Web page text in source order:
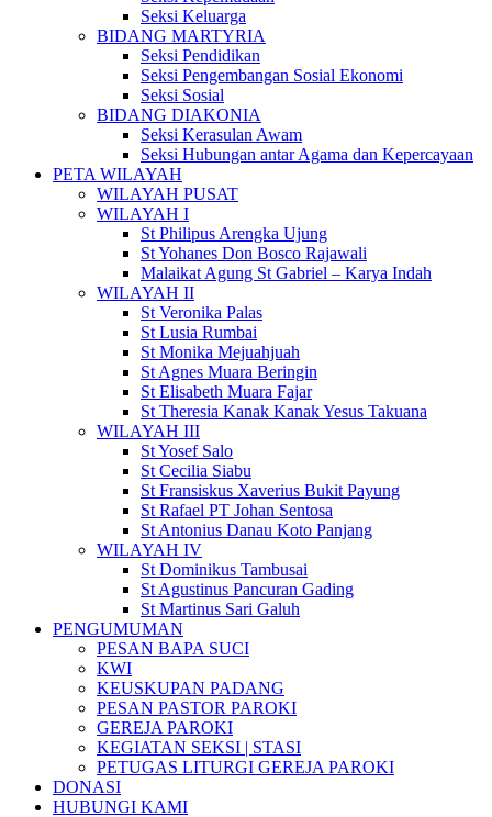
Seksi Keluarga
BIDANG MARTYRIA
Seksi Pendidikan
Seksi Pengembangan Sosial Ekonomi
Seksi Sosial
BIDANG DIAKONIA
Seksi Kerasulan Awam
Seksi Hubungan antar Agama dan Kepercayaan
PETA WILAYAH
WILAYAH PUSAT
WILAYAH I
St Philipus Arengka Ujung
St Yohanes Don Bosco Rajawali
Malaikat Agung St Gabriel – Karya Indah
WILAYAH II
St Veronika Palas
St Lusia Rumbai
St Monika Mejuahjuah
St Agnes Muara Beringin
St Elisabeth Muara Fajar
St Theresia Kanak Kanak Yesus Takuana
WILAYAH III
St Yosef Salo
St Cecilia Siabu
St Fransiskus Xaverius Bukit Payung
St Rafael PT Johan Sentosa
St Antonius Danau Koto Panjang
WILAYAH IV
St Dominikus Tambusai
St Agustinus Pancuran Gading
St Martinus Sari Galuh
PENGUMUMAN
PESAN BAPA SUCI
KWI
KEUSKUPAN PADANG
PESAN PASTOR PAROKI
GEREJA PAROKI
KEGIATAN SEKSI | STASI
PETUGAS LITURGI GEREJA PAROKI
DONASI
HUBUNGI KAMI